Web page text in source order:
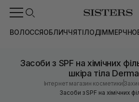
ВОЛОССЯОБЛИЧЧЯТІЛОДІММЕРЧ
Засоби з SPF на хімічних
шкіра тіла
Інтернет магазин косметики |
Засоби з SPF на хімічних